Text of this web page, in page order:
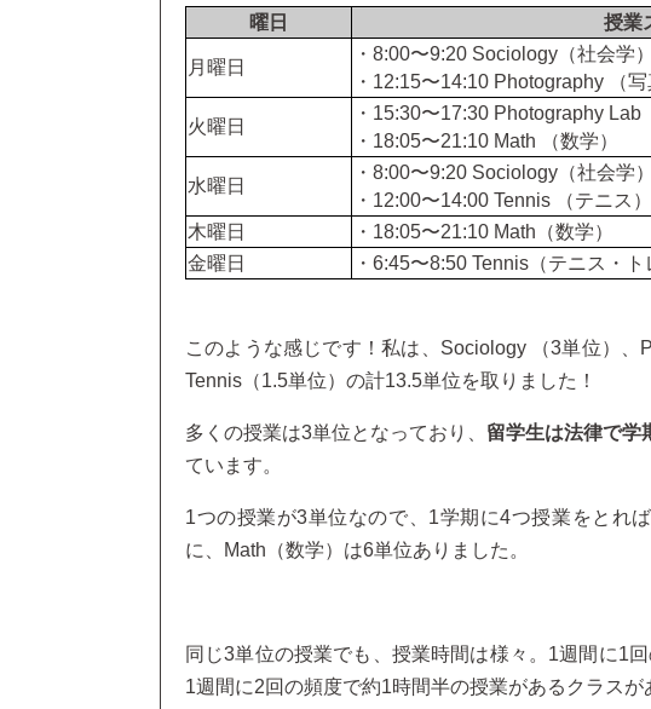
曜日 授業
月曜日
・8:00〜9:20 Sociology（社会学）
・12:15〜14:10 Photography （写
火曜日
・15:30〜17:30 Photography Lab
・18:05〜21:10 Math （数学）
水曜日
・8:00〜9:20 Sociology（社会学）
・12:00〜14:00 Tennis （テニス）
木曜日
・18:05〜21:10 Math（数学）
金曜日
・6:45〜8:50 Tennis（テニス・ト
このような感じです！私は、Sociology （3単位）、
Tennis（1.5単位）の計13.5単位を取りました！
多くの授業は3単位となっており、 留学生は法律で学
ています。
1つの授業が3単位なので、1学期に4つ授業をとれ
に、Math（数学）は6単位ありました。
同じ3単位の授業でも、授業時間は様々。1週間に1
1週間に2回の頻度で約1時間半の授業があるクラスが